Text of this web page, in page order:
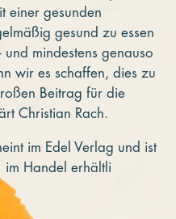
einer gesunden
gesund zu essen
mindestens genauso
wir es schaffen, dies zu
Beitrag für die
Christian Rach.
im Edel Verlag und ist
Handel erhältli